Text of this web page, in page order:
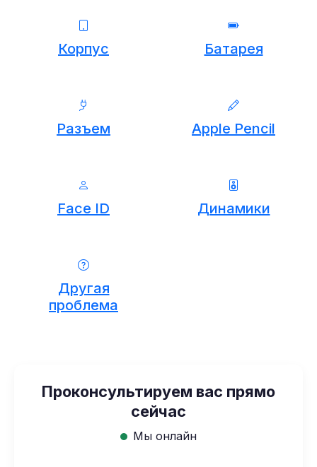
Корпус Батарея
Разъем Apple Pencil
Face ID Динамики
Другая
проблема
Проконсультируем вас прямо
сейчас
Мы онлайн